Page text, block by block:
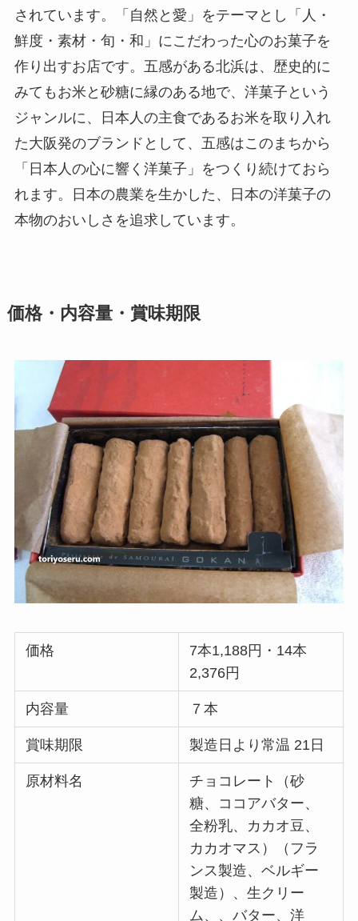
されています。「自然と愛」をテーマとし「人・
鮮度・素材・旬・和」にこだわった心のお菓子を
作り出すお店です。五感がある北浜は、歴史的に
みてもお米と砂糖に縁のある地で、洋菓子という
ジャンルに、日本人の主食であるお米を取り入れ
た大阪発のブランドとして、五感はこのまちから
「日本人の心に響く洋菓子」をつくり続けておら
れます。日本の農業を生かした、日本の洋菓子の
本物のおいしさを追求しています。
価格・内容量・賞味期限
価格
7本1,188円・14本
2,376円
内容量 ７本
賞味期限 製造日より常温 21日
原材料名
チョコレート（砂
糖、ココアバター、
全粉乳、カカオ豆、
カカオマス）（フラ
ンス製造、ベルギー
製造）、生クリー
ム、、バター、洋